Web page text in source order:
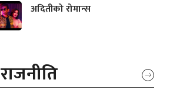
अदितीको रोमान्स
राजनीति